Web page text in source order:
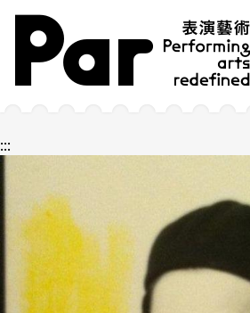
跳到主要内容区块
网站导览
:::